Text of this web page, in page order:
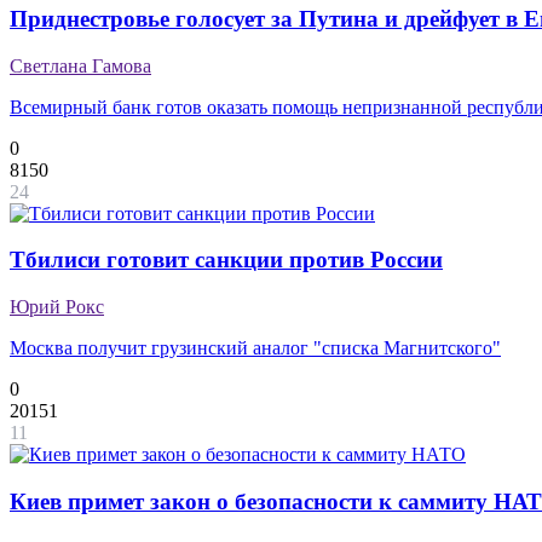
Приднестровье голосует за Путина и дрейфует в
Светлана Гамова
Всемирный банк готов оказать помощь непризнанной
0
8150
24
Тбилиси готовит санкции против России
Юрий Рокс
Москва получит грузинский аналог "списка Магнитского"
0
20151
11
Киев примет закон о безопасности к саммиту